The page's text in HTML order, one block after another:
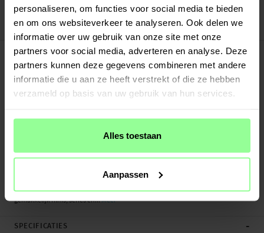
personaliseren, om functies voor social media te bieden
en om ons websiteverkeer te analyseren. Ook delen we
informatie over uw gebruik van onze site met onze
partners voor social media, adverteren en analyse. Deze
partners kunnen deze gegevens combineren met andere
informatie die u aan ze heeft verstrekt of die ze hebben
verzameld op basis van uw gebruik van hun services.
Alles toestaan
Aanpassen
30 dagen retourrecht
Art number:20131
PRODUCTBESCHRIJVING -
Bookcover hoesje van echt leer voor de Samsung Galaxy S9 Het hoesje
beschermt je hele telefoon en heeft plek voor pasjes aan de binnenkant van de
voorflap. De pasjeshouder heeft drie vakken en een groter vakje voor briefgeld
bedekt door de voorflap die gesloten wordt met een magneet. Op die manier
wordt je telefoon zowel aan de voor-, achter- en zijkanten beschermd tegen
gemakkelijk films, series en...Meer
SPECIFICATIES -